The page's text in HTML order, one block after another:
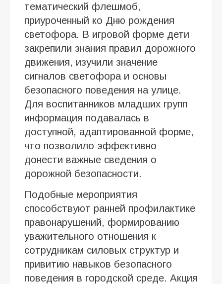
тематический флешмоб,
приуроченный ко Дню рождения
светофора. В игровой форме дети
закрепили знания правил дорожного
движения, изучили значение
сигналов светофора и основы
безопасного поведения на улице.
Для воспитанников младших групп
информация подавалась в
доступной, адаптированной форме,
что позволило эффективно
донести важные сведения о
дорожной безопасности.
Подобные мероприятия
способствуют ранней профилактике
правонарушений, формированию
уважительного отношения к
сотрудникам силовых структур и
привитию навыков безопасного
поведения в городской среде. Акция